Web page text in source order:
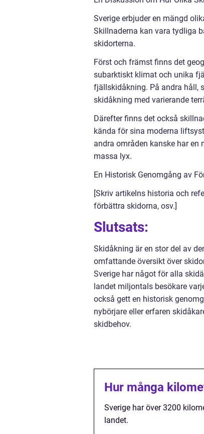
Sverige erbjuder en mängd
Skillnaderna kan vara tydliga
skidorterna.
Först och främst finns det
subarktiskt klimat och unika
fjällskidåkning. På andra håll,
skidåkning med varierande
Därefter finns det också
kända för sina moderna
andra områden kanske har en
massa lyx.
En Historisk Genomgång av
[Skriv artikelns historia och
förbättra skidorna, osv.]
Slutsats:
Skidåkning är en stor del av
omfattande översikt över
Sverige har något för alla
landet miljontals besökare
också gett en historisk
nybörjare eller erfaren
skidbehov.
Hur många
Sverige har över 3200
landet.